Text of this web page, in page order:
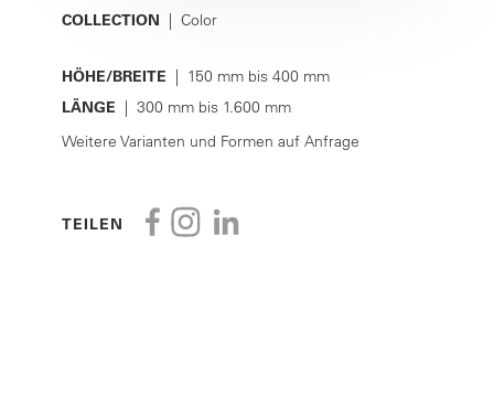
COLLECTION | Color
HÖHE/BREITE | 150 mm bis 400 mm
LÄNGE | 300 mm bis 1.600 mm
Weitere Varianten und Formen auf Anfrage
TEILEN